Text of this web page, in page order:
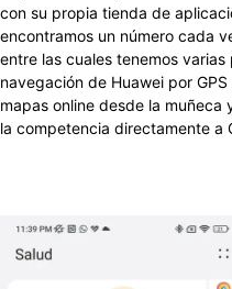
con su propia tienda de
encontramos un número cada
entre las cuales tenemos varias
navegación de Huawei por
mapas online desde la muñeca
la competencia directamente a